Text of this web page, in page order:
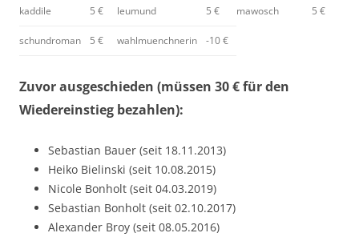
kaddile 5 € leumund 5 € mawosch 5 €
schundroman 5 € wahlmuenchnerin -10 €
Zuvor ausgeschieden (müssen 30 € für den
Wiedereinstieg bezahlen):
Sebastian Bauer (seit 18.11.2013)
Heiko Bielinski (seit 10.08.2015)
Nicole Bonholt (seit 04.03.2019)
Sebastian Bonholt (seit 02.10.2017)
Alexander Broy (seit 08.05.2016)